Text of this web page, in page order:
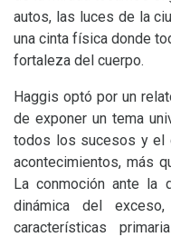
autos, las luces de la
una cinta física donde
fortaleza del cuerpo.
Haggis optó por un
de exponer un tema
todos los sucesos y el
acontecimientos, más
La conmoción ante la
dinámica del
características